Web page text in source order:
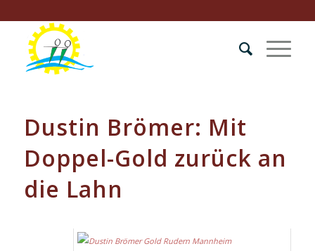
Dustin Brömer: Mit
Doppel-Gold zurück an
die Lahn